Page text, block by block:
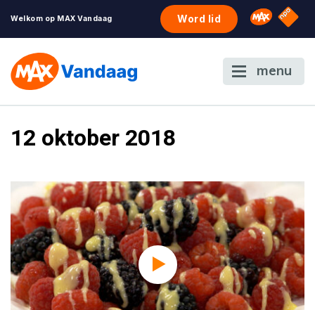
Welkom op MAX Vandaag Word lid Omroep
NPO
menu
12 oktober 2018